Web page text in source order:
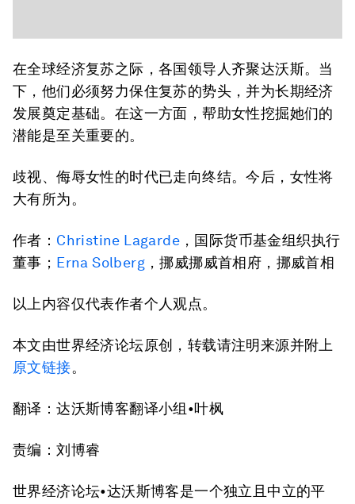
在全球经济复苏之际，各国领导人齐聚达沃斯。当
下，他们必须努力保住复苏的势头，并为长期经济
发展奠定基础。在这一方面，帮助女性挖掘她们的
潜能是至关重要的。
歧视、侮辱女性的时代已走向终结。今后，女性将
大有所为。
作者： Christine Lagarde ，国际货币基金组织执行
董事； Erna Solberg ，挪威挪威首相府，挪威首相
以上内容仅代表作者个人观点。
本文由世界经济论坛原创，转载请注明来源并附上
原文链接。
翻译：达沃斯博客翻译小组•叶枫
责编：刘博睿
世界经济论坛•达沃斯博客是一个独立且中立的平